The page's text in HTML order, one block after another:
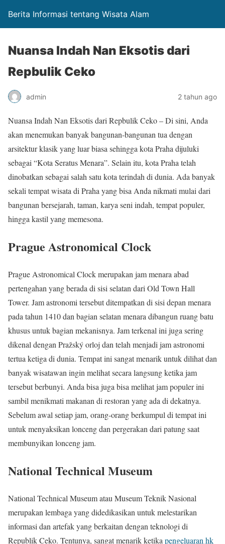
Berita Informasi tentang Wisata Alam
Nuansa Indah Nan Eksotis dari
Repbulik Ceko
admin 2 tahun ago
Nuansa Indah Nan Eksotis dari Repbulik Ceko – Di sini, Anda
akan menemukan banyak bangunan-bangunan tua dengan
arsitektur klasik yang luar biasa sehingga kota Praha dijuluki
sebagai “Kota Seratus Menara”. Selain itu, kota Praha telah
dinobatkan sebagai salah satu kota terindah di dunia. Ada banyak
sekali tempat wisata di Praha yang bisa Anda nikmati mulai dari
bangunan bersejarah, taman, karya seni indah, tempat populer,
hingga kastil yang memesona.
Prague Astronomical Clock
Prague Astronomical Clock merupakan jam menara abad
pertengahan yang berada di sisi selatan dari Old Town Hall
Tower. Jam astronomi tersebut ditempatkan di sisi depan menara
pada tahun 1410 dan bagian selatan menara dibangun ruang batu
khusus untuk bagian mekanisnya. Jam terkenal ini juga sering
dikenal dengan Pražský orloj dan telah menjadi jam astronomi
tertua ketiga di dunia. Tempat ini sangat menarik untuk dilihat dan
banyak wisatawan ingin melihat secara langsung ketika jam
tersebut berbunyi. Anda bisa juga bisa melihat jam populer ini
sambil menikmati makanan di restoran yang ada di dekatnya.
Sebelum awal setiap jam, orang-orang berkumpul di tempat ini
untuk menyaksikan lonceng dan pergerakan dari patung saat
membunyikan lonceng jam.
National Technical Museum
National Technical Museum atau Museum Teknik Nasional
merupakan lembaga yang didedikasikan untuk melestarikan
informasi dan artefak yang berkaitan dengan teknologi di
Republik Ceko. Tentunya, sangat menarik ketika pengeluaran hk